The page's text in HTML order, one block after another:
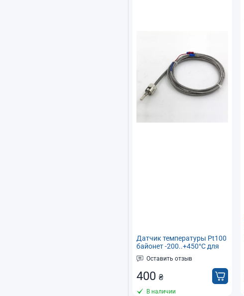
Датчик температуры Pt100
байонет -200..+450°C для
контроллера температуры
с пружиной
Оставить отзыв
400 ₴
В наличии